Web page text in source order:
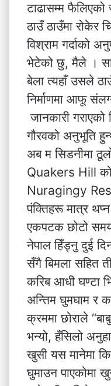
टाढासम्म
ठाउँ ठाउँमा रोकेर
विश्राम गर्दाको
भेटेको छु, मैले ।
बेला त्यहाँ उसले
निर्माणमा आफू
जानकारी
गौरवको अनुभूति
अब म सिडनीमा
Quakers Hill
Nuragingy
पंक्तिहरू मात्र
एकपटक छोटो
नेपाल हिँड्नु दुई
सँगै बिमला सहित
करिब आधी घण्टा
अन्तिम घुमघाम र
क्रममा छोराले
भन्यो, हँसिलो
खुसी यस मानेमा कि
घुमाउन पाएकोमा